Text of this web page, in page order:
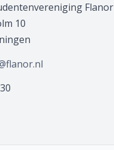
Flanor
10